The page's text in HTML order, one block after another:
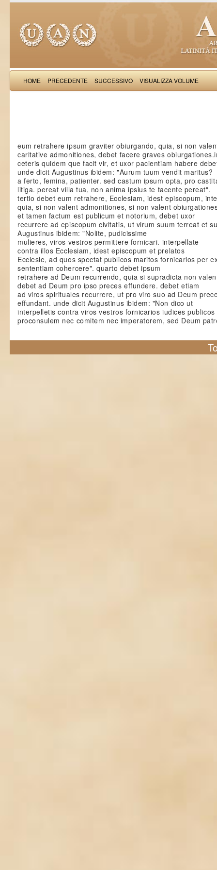
HOME PRECEDENTE SUCCESSIVO VISUALIZZA VOLUME
eum retrahere ipsum graviter obiurgando, quia, si non
caritative admonitiones, debet facere graves
ceteris quidem que facit vir, et uxor pacientiam habere
unde dicit Augustinus ibidem: "Aurum tuum vendit maritus?
a ferto, femina, patienter. sed castum ipsum opta, pro
litiga. pereat villa tua, non anima ipsius te tacente pereat".
tertio debet eum retrahere, Ecclesiam, idest episcopum,
quia, si non valent admonitiones, si non valent
et tamen factum est publicum et notorium, debet uxor
recurrere ad episcopum civitatis, ut virum suum terreat et
Augustinus ibidem: "Nolite, pudicissime
mulieres, viros vestros permittere fornicari. interpellate
contra illos Ecclesiam, idest episcopum et prelatos
Ecclesie, ad quos spectat publicos maritos fornicarios per
sententiam cohercere". quarto debet ipsum
retrahere ad Deum recurrendo, quia si supradicta non
debet ad Deum pro ipso preces effundere. debet etiam
ad viros spirituales recurrere, ut pro viro suo ad Deum
effundant. unde dicit Augustinus ibidem: "Non dico ut
interpelletis contra viros vestros fornicarios iudices publicos
proconsulem nec comitem nec imperatorem, sed Deum